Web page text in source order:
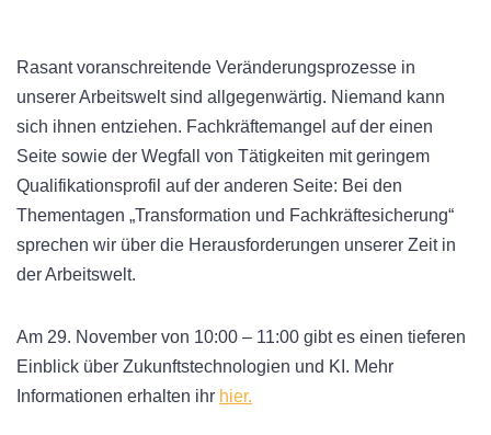
Rasant voranschreitende Veränderungsprozesse in
unserer Arbeitswelt sind allgegenwärtig. Niemand kann
sich ihnen entziehen. Fachkräftemangel auf der einen
Seite sowie der Wegfall von Tätigkeiten mit geringem
Qualifikationsprofil auf der anderen Seite: Bei den
Thementagen „Transformation und Fachkräftesicherung“
sprechen wir über die Herausforderungen unserer Zeit in
der Arbeitswelt.
Am 29. November von 10:00 – 11:00 gibt es einen tieferen
Einblick über Zukunftstechnologien und KI. Mehr
Informationen erhalten ihr hier.